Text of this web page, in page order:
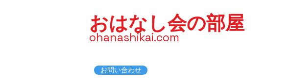
おはなし会の部屋
ohanashikai.com
お問い合わせ